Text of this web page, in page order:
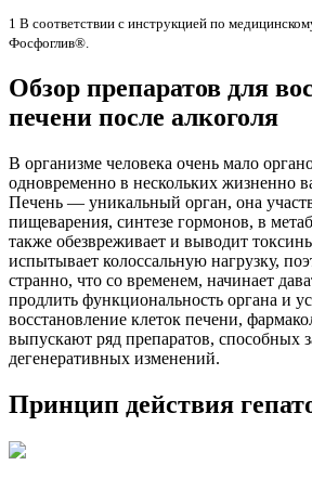
1 В соответствии с инструкцией по
Фосфоглив®.
Обзор препаратов для
печени после алкоголя
В организме человека очень мало
одновременно в нескольких жизненно
Печень — уникальный орган, она
пищеварения, синтезе гормонов, в
также обезвреживает и выводит
испытывает колоссальную нагрузку,
странно, что со временем, начинает
продлить функциональность органа и
восстановление клеток печени,
выпускают ряд препаратов, способных
дегенеративных изменений.
Принцип действия